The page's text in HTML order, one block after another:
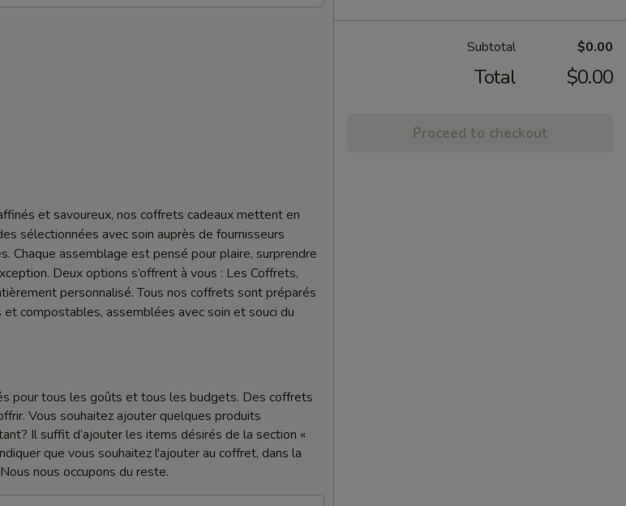
et savoureux, nos coffrets cadeaux mettent en
sélectionnées avec soin auprès de fournisseurs
Chaque assemblage est pensé pour plaire, surprendre
Deux options s’offrent à vous : Les Coffrets,
personnalisé. Tous nos coffrets sont préparés
compostables, assemblées avec soin et souci du
pour tous les goûts et tous les budgets. Des coffrets
Vous souhaitez ajouter quelques produits
Il suffit d’ajouter les items désirés de la section «
que vous souhaitez l'ajouter au coffret, dans la
nous occupons du reste.
Subtotal $0.00
Total $0.00
Proceed to checkout